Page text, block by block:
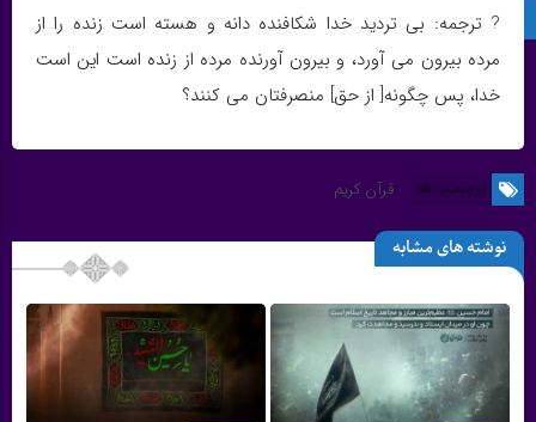
آپارات? ترجمه: بی تردید خدا شکافنده دانه و هسته است زنده را از
مرده بیرون می آورد، و بیرون آورنده مرده از زنده است این است
خدا، پس چگونه[ از حق] منصرفتان می کنند؟
برچسب ها قرآن کریم
نوشته های مشابه